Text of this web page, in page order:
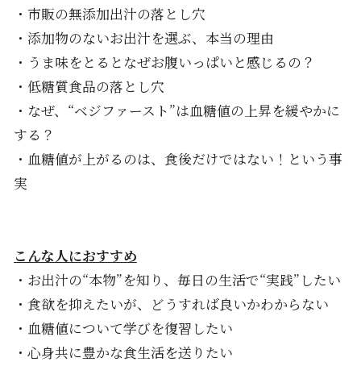
・市販の無添加出汁の落とし穴
・添加物のないお出汁を選ぶ、本当の理由
・うま味をとるとなぜお腹いっぱいと感じるの？
・低糖質食品の落とし穴
・なぜ、“ベジファースト”は血糖値の上昇を緩やかに
する？
・血糖値が上がるのは、食後だけではない！という事
実
こんな人におすすめ
・お出汁の“本物”を知り、毎日の生活で“実践”したい
・食欲を抑えたいが、どうすれば良いかわからない
・血糖値について学びを復習したい
・心身共に豊かな食生活を送りたい